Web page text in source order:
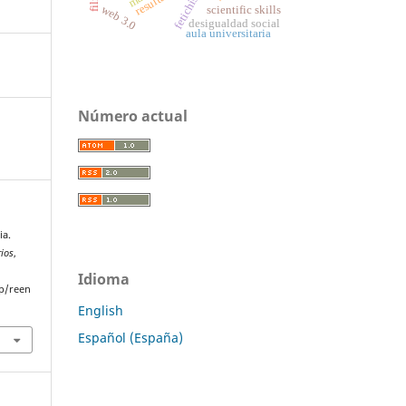
,
reen
desigualdad social
scientific skills
web 3.0
aula universitaria
Número actual
Idioma
English
Español (España)